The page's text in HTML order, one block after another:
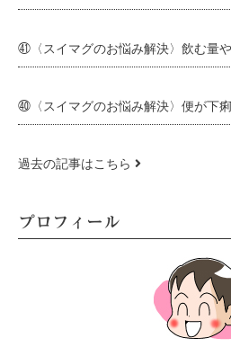
㊶〈スイマグのお悩み解決〉飲む量
㊵〈スイマグのお悩み解決〉便が下
過去の記事はこちら
プロフィール